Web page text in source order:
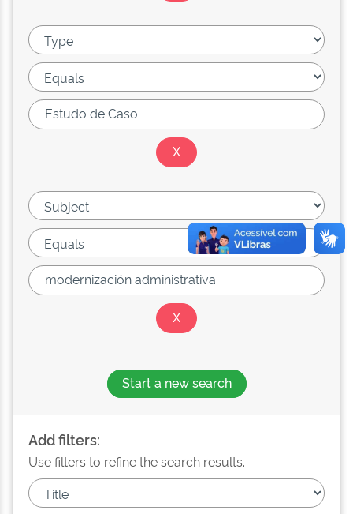
Start a new search
Add filters:
Use filters to refine the search results.